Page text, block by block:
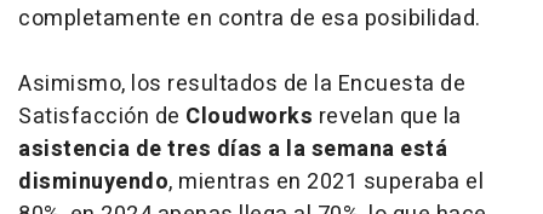
completamente en contra de esa posibilidad.
Asimismo, los resultados de la Encuesta de
Satisfacción de Cloudworks revelan que la
asistencia de tres días a la semana está
disminuyendo, mientras en 2021 superaba el